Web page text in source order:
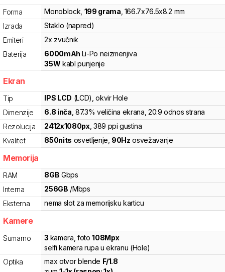
Forma Monoblock 199 grama 166.7x76.5x8.2 mm
Izrada
Staklo (napred)
Emiteri
2x zvučnik
Baterija
6000mAh Li-Po neizmenjiva
35W kabl punjenje
Ekran
Tip IPS LCD (LCD) , okvir Hole
Dimenzije
6.8 inča , 87.3% veličina ekrana , 20:9 odnos strana
Rezolucija
2412x1080px, 389 ppi gustina
Kvalitet
850nits osvetljenje 90Hz osvežavanje
Memorija
RAM 8GB Gbps
Interna
256GB /Mbps
Eksterna
nema slot za memorijsku karticu
Kamere
Sumarno 3 kamera foto108Mpx
selfi kamera rupa u ekranu (Hole)
Optika
max otvor blende F/1.8